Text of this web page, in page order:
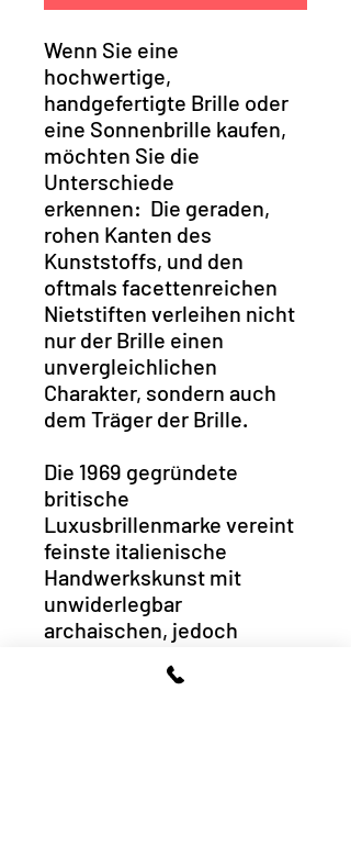
Wenn Sie eine
hochwertige,
handgefertigte Brille oder
eine Sonnenbrille kaufen,
möchten Sie die
Unterschiede
erkennen: Die geraden,
rohen Kanten des
Kunststoffs, und den
oftmals facettenreichen
Nietstiften verleihen nicht
nur der Brille einen
unvergleichlichen
Charakter, sondern auch
dem Träger der Brille.
Die 1969 gegründete
britische
Luxusbrillenmarke vereint
feinste italienische
Handwerkskunst mit
unwiderlegbar
archaischen, jedoch
funktionellem Design.